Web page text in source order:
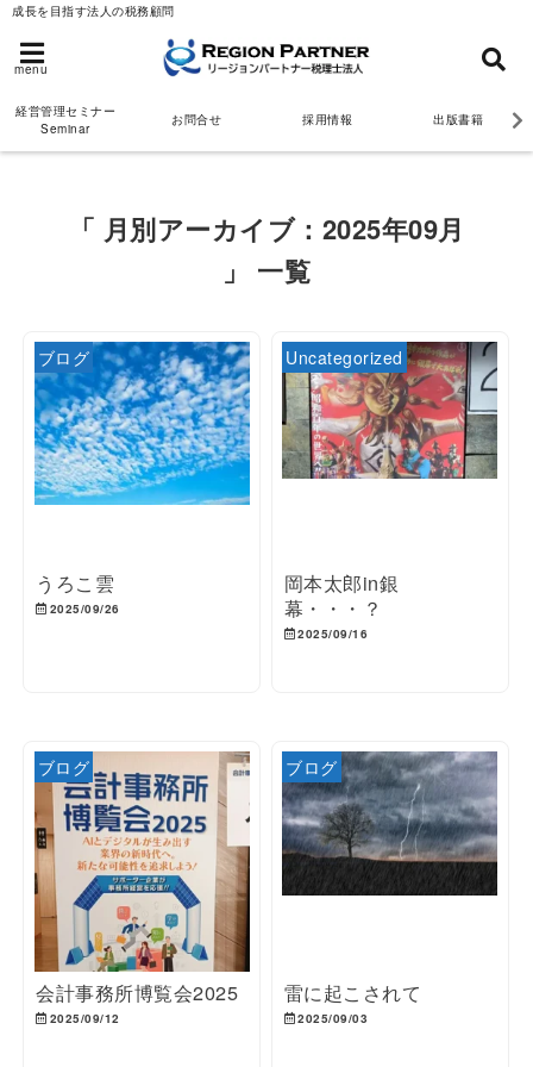
成長を目指す法人の税務顧問
menu
経営管理セミナー
Seminar
お問合せ 採用情報 出版書籍
「 月別アーカイブ：2025年09月
」 一覧
ブログ
うろこ雲
2025/09/26
Uncategorized
岡本太郎in銀
幕・・・？
2025/09/16
ブログ
会計事務所博覧会2025
2025/09/12
ブログ
雷に起こされて
2025/09/03